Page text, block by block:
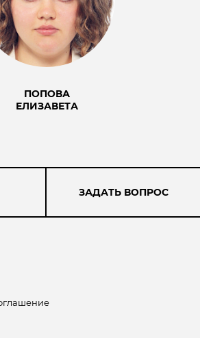
ПОПОВА
ЕЛИЗАВЕТА
ЗАДАТЬ ВОПРОС